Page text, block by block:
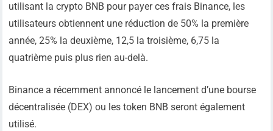
utilisant la crypto BNB pour payer ces frais Binance, les
utilisateurs obtiennent une réduction de 50% la première
année, 25% la deuxième, 12,5 la troisième, 6,75 la
quatrième puis plus rien au-delà.
Binance a récemment annoncé le lancement d’une bourse
décentralisée (DEX) ou les token BNB seront également
utilisé.